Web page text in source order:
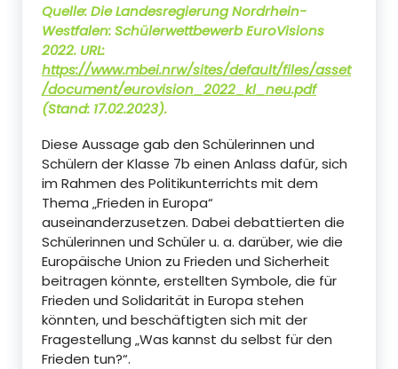
Quelle: Die Landesregierung Nordrhein-
Westfalen: Schülerwettbewerb EuroVisions
2022. URL:
https://www.mbei.nrw/sites/default/files/asset
/document/eurovision_2022_kl_neu.pdf
(Stand: 17.02.2023).
Diese Aussage gab den Schülerinnen und
Schülern der Klasse 7b einen Anlass dafür, sich
im Rahmen des Politikunterrichts mit dem
Thema „Frieden in Europa“
auseinanderzusetzen. Dabei debattierten die
Schülerinnen und Schüler u. a. darüber, wie die
Europäische Union zu Frieden und Sicherheit
beitragen könnte, erstellten Symbole, die für
Frieden und Solidarität in Europa stehen
könnten, und beschäftigten sich mit der
Fragestellung „Was kannst du selbst für den
Frieden tun?“.